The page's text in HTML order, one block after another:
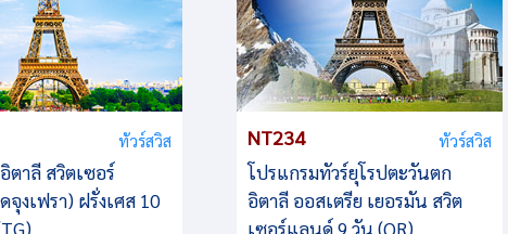
ทัวร์สวิส
ตาลี สวิตเซอร์
งเฟรา) ฝรั่งเศส 10
NT234 ทัวร์สวิส
โปรแกรมทัวร์ยุโรปตะวันตก
อิตาลี ออสเตรีย เยอรมัน สวิต
เซอร์แลนด์ 9 วัน (QR)